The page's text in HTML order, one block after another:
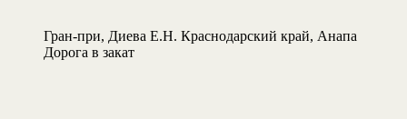
Гран-при, Диева Е.Н. Краснодарский край, Анапа
Дорога в закат